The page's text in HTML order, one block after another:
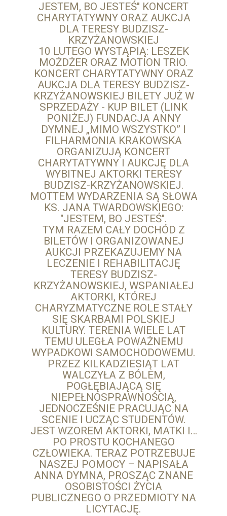
JESTEM, BO JESTEŚ" KONCERT
CHARYTATYWNY ORAZ AUKCJA
DLA TERESY BUDZISZ-
KRZYŻANOWSKIEJ
10 LUTEGO WYSTĄPIĄ: LESZEK
MOŻDŻER ORAZ MOTION TRIO.
KONCERT CHARYTATYWNY ORAZ
AUKCJA DLA TERESY BUDZISZ-
KRZYŻANOWSKIEJ BILETY JUŻ W
SPRZEDAŻY - KUP BILET (LINK
PONIŻEJ) FUNDACJA ANNY
DYMNEJ „MIMO WSZYSTKO” I
FILHARMONIA KRAKOWSKA
ORGANIZUJĄ KONCERT
CHARYTATYWNY I AUKCJĘ DLA
WYBITNEJ AKTORKI TERESY
BUDZISZ-KRZYŻANOWSKIEJ.
MOTTEM WYDARZENIA SĄ SŁOWA
KS. JANA TWARDOWSKIEGO:
"JESTEM, BO JESTEŚ".
TYM RAZEM CAŁY DOCHÓD Z
BILETÓW I ORGANIZOWANEJ
AUKCJI PRZEKAZUJEMY NA
LECZENIE I REHABILITACJĘ
TERESY BUDZISZ-
KRZYŻANOWSKIEJ, WSPANIAŁEJ
AKTORKI, KTÓREJ
CHARYZMATYCZNE ROLE STAŁY
SIĘ SKARBAMI POLSKIEJ
KULTURY. TERENIA WIELE LAT
TEMU ULEGŁA POWAŻNEMU
WYPADKOWI SAMOCHODOWEMU.
PRZEZ KILKADZIESIĄT LAT
WALCZYŁA Z BÓLEM,
POGŁĘBIAJĄCĄ SIĘ
NIEPEŁNOSPRAWNOŚCIĄ,
JEDNOCZEŚNIE PRACUJĄC NA
SCENIE I UCZĄC STUDENTÓW.
JEST WZOREM AKTORKI, MATKI I…
PO PROSTU KOCHANEGO
CZŁOWIEKA. TERAZ POTRZEBUJE
NASZEJ POMOCY – NAPISAŁA
ANNA DYMNA, PROSZĄC ZNANE
OSOBISTOŚCI ŻYCIA
PUBLICZNEGO O PRZEDMIOTY NA
LICYTACJĘ.